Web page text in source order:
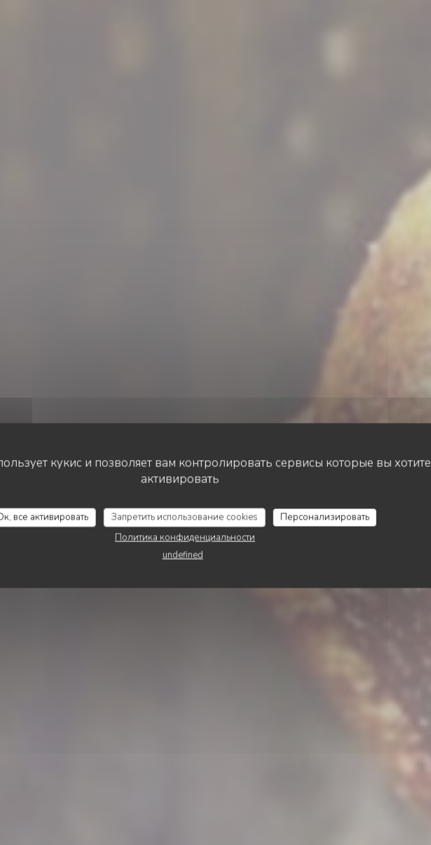
кукис и позволяет вам контролировать сервисы которые вы хотите
активировать
все активировать Запретить использование cookies
Персонализировать
Политика конфиденциальности
undefined
ХОСТЕЛ • MONTGEROULT
BROCHES DU VEXIN